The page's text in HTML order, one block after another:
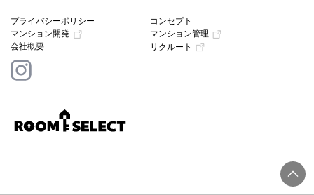
プライバシーポリシー
コンセプト
マンション開発
マンション管理
会社概要
リクルート